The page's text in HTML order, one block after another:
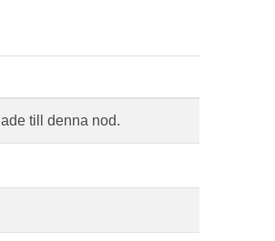
till denna nod.